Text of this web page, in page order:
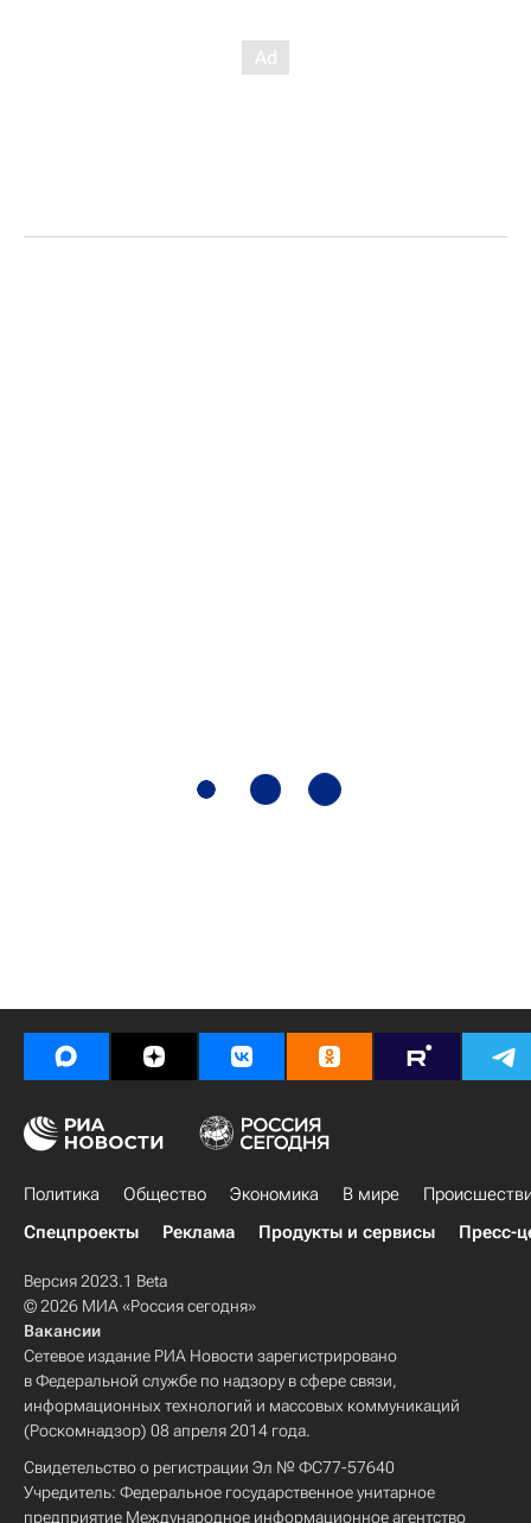
Политика Общество Экономика В мире
Спецпроекты
Реклама Продукты и сервисы Пресс-
Версия 2023.1 Beta
© 2026 МИА «Россия сегодня»
Вакансии
Сетевое издание РИА Новости зарегистрировано
в Федеральной службе по надзору в сфере связи,
информационных технологий и массовых коммуникаций
(Роскомнадзор) 08 апреля 2014 года.
Свидетельство о регистрации Эл № ФС77-57640
Учредитель: Федеральное государственное унитарное
предприятие Международное информационное агентство